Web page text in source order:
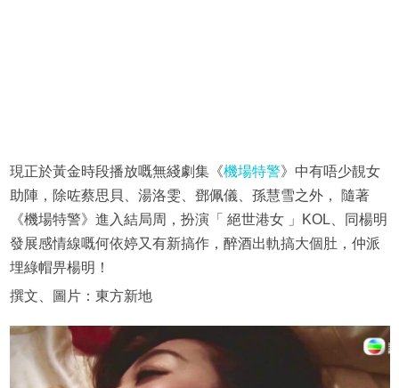
現正於黃金時段播放嘅無綫劇集《機場特警》中有唔少靚女
助陣，除咗蔡思貝、湯洛雯、鄧佩儀、孫慧雪之外， 隨著
《機場特警》進入結局周，扮演「 絕世港女 」KOL、同楊明
發展感情線嘅何依婷又有新搞作，醉酒出軌搞大個肚，仲派
埋綠帽畀楊明！
撰文、圖片：東方新地